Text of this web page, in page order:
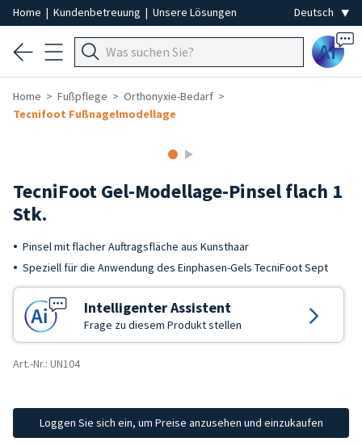
Home | Kundenbetreuung | Unsere Lösungen
Ai
Home Fußpflege
Orthonyxie-Bedarf
Tecnifoot Fußnagelmodellage
TecniFoot Gel-Modellage-Pinsel flach 1
Stk.
Pinsel mit flacher Auftragsfläche aus Kunsthaar
Speziell für die Anwendung des Einphasen-Gels TecniFoot Sept
Intelligenter Assistent
Frage zu diesem Produkt stellen
Art.-Nr.: UN104
Loggen Sie sich ein, um Preise anzusehen und einzukaufen